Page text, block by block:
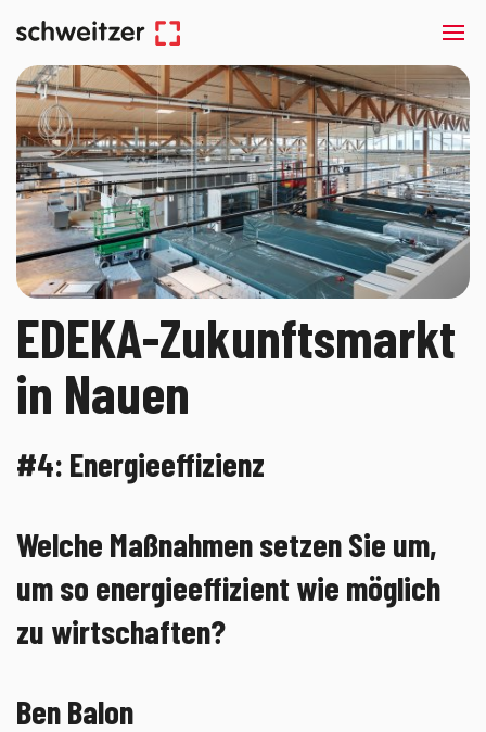
EDEKA-Zukunftsmarkt
in Nauen
#4: Energieeffizienz
Welche Maßnahmen setzen Sie um,
um so energieeffizient wie möglich
zu wirtschaften?
Ben Balon